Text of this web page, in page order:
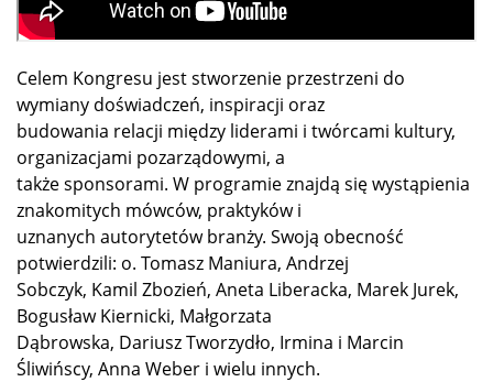
Celem Kongresu jest stworzenie przestrzeni do
wymiany doświadczeń, inspiracji oraz
budowania relacji między liderami i twórcami kultury,
organizacjami pozarządowymi, a
także sponsorami. W programie znajdą się wystąpienia
znakomitych mówców, praktyków i
uznanych autorytetów branży. Swoją obecność
potwierdzili: o. Tomasz Maniura, Andrzej
Sobczyk, Kamil Zbozień, Aneta Liberacka, Marek Jurek,
Bogusław Kiernicki, Małgorzata
Dąbrowska, Dariusz Tworzydło, Irmina i Marcin
Śliwińscy, Anna Weber i wielu innych.